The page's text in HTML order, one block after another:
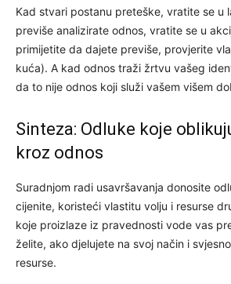
Kad stvari postanu preteške, vratite se u
previše analizirate odnos, vratite se u
primijetite da dajete previše, provjerite
kuća). A kad odnos traži žrtvu vašeg
da to nije odnos koji služi vašem višem
Sinteza: Odluke koje
kroz odnos
Suradnjom radi usavršavanja donosite
cijenite, koristeći vlastitu volju i resurse
koje proizlaze iz pravednosti vode vas
želite, ako djelujete na svoj način i
resurse.